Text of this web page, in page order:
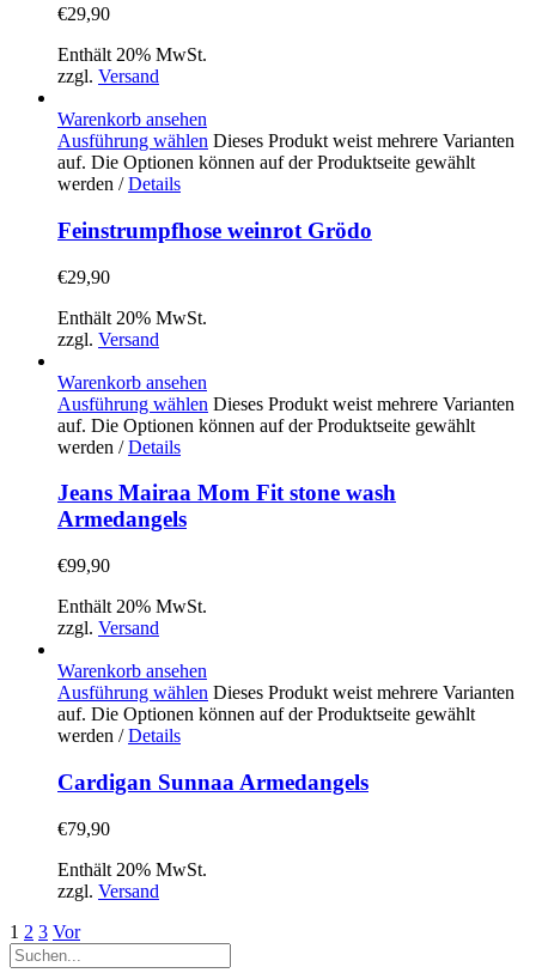
€29,90
Enthält 20% MwSt.
zzgl. Versand
Warenkorb ansehen
Ausführung wählen Dieses Produkt weist mehrere Varianten
auf. Die Optionen können auf der Produktseite gewählt
werden / Details
Feinstrumpfhose weinrot Grödo
€29,90
Enthält 20% MwSt.
zzgl. Versand
Warenkorb ansehen
Ausführung wählen Dieses Produkt weist mehrere Varianten
auf. Die Optionen können auf der Produktseite gewählt
werden / Details
Jeans Mairaa Mom Fit stone wash
Armedangels
€99,90
Enthält 20% MwSt.
zzgl. Versand
Warenkorb ansehen
Ausführung wählen Dieses Produkt weist mehrere Varianten
auf. Die Optionen können auf der Produktseite gewählt
werden / Details
Cardigan Sunnaa Armedangels
€79,90
Enthält 20% MwSt.
zzgl. Versand
1 2 3 Vor